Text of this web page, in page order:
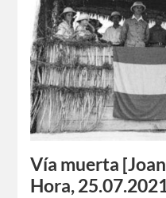
Vía muerta
Hora,